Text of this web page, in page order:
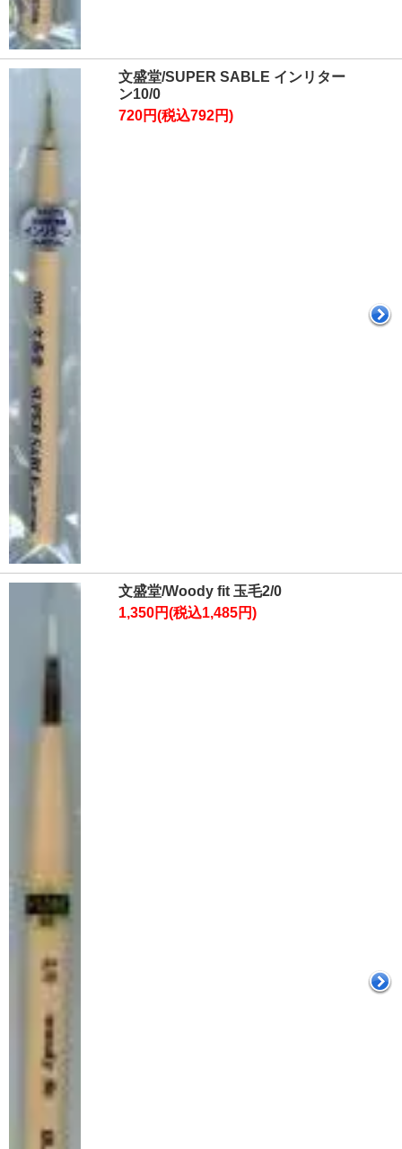
文盛堂/SUPER SABLE インリター
ン10/0
720円(税込792円)
文盛堂/Woody fit 玉毛2/0
1,350円(税込1,485円)